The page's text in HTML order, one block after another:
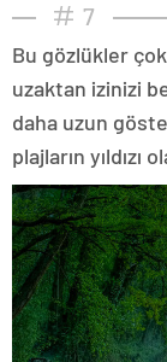
7
Bu gözlükler
uzaktan izinizi
daha uzun
plajların yıldızı